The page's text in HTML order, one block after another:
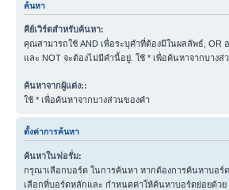
ค้นหา
คีย์เวิร์ดสำหรับค้นหา:
คุณสามารถใช้ AND เพื่อระบุคำที่ต้องมีในผลลัพธ์, OR
และ NOT จะต้องไม่มีคำนี้อยู่. ใช้ * เพื่อค้นหาจากบางส่
ค้นหาจากผู้แต่ง::
ใช้ * เพื่อค้นหาจากบางส่วนของคำ
ตั้งค่าการค้นหา
ค้นหาในฟอรั่ม:
กรุณาเลือกบอร์ด ในการค้นหา หากต้องการค้นหาบอร์
เลือกที่บอร์ดหลักและ กำหนดค่าให้ค้นหาบอร์ดย่อยด้วย